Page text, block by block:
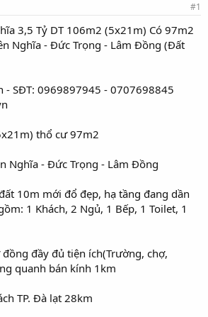
#1
3,5 Tỷ DT 106m2 (5x21m) Có 97m2
Nghĩa - Đức Trọng - Lâm Đồng (Đất
- SĐT: 0969897945 - 0707698845
thổ cư 97m2
Nghĩa - Đức Trọng - Lâm Đồng
10m mới đổ đẹp, hạ tầng đang dần
1 Khách, 2 Ngủ, 1 Bếp, 1 Toilet, 1
đầy đủ tiện ích(Trường, chợ,
quanh bán kính 1km
TP. Đà lạt 28km